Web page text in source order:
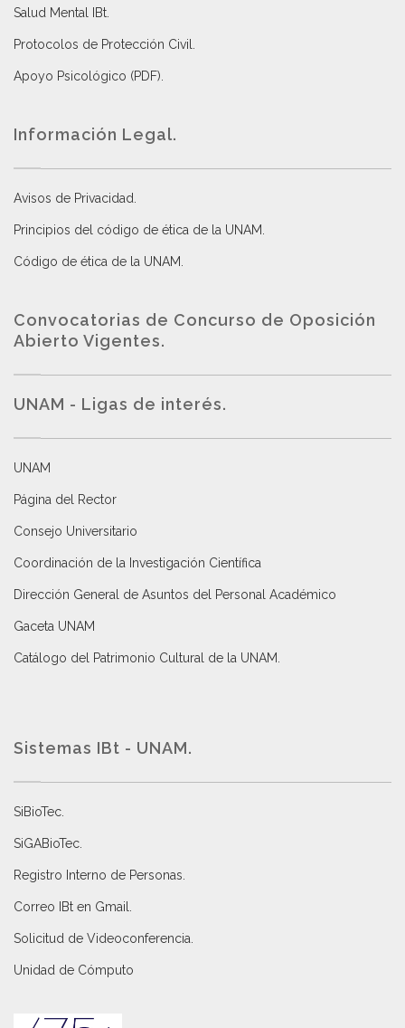
Salud Mental IBt
Protocolos de Protección Civil
Apoyo Psicológico (PDF)
Información Legal.
Avisos de Privacidad
Principios del código de ética de la UNAM
Código de ética de la UNAM
Convocatorias de Concurso de Oposición
Abierto Vigentes.
UNAM - Ligas de interés.
UNAM
Página del Rector
Consejo Universitario
Coordinación de la Investigación Científica
Dirección General de Asuntos del Personal Académico
Gaceta UNAM
Catálogo del Patrimonio Cultural de la UNAM.
Sistemas IBt - UNAM.
SiBioTec
SiGABioTec.
Registro Interno de Personas
Correo IBt en Gmail
Solicitud de Videoconferencia.
Unidad de Cómputo